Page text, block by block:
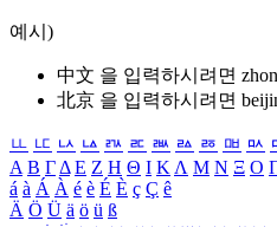
예시)
中文 을 입력하시려면
北京 을 입력하시려면
ㅥ ㅦ ㅧ ㅨ ㅩ ㅪ ㅫ ㅬ ㅭ ㅮ ㅯ
Α Β ΓΔ Ε Ζ Η Θ Ι ΚΛ Μ Ν Ξ Ο
á à Á À é è É È ç Ç ê
Ä Ö Ü ä ö ü ß